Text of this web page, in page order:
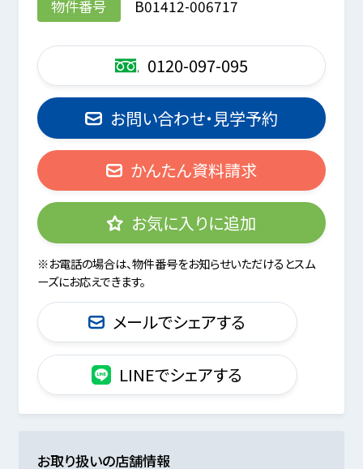
物件番号
B01412-006717
0120-097-095
お問い合わせ・見学予約
かんたん資料請求
お気に入りに追加
※お電話の場合は、物件番号をお知らせいただけるとスム
ーズにお応えできます。
メールでシェアする
LINEでシェアする
お取り扱いの店舗情報